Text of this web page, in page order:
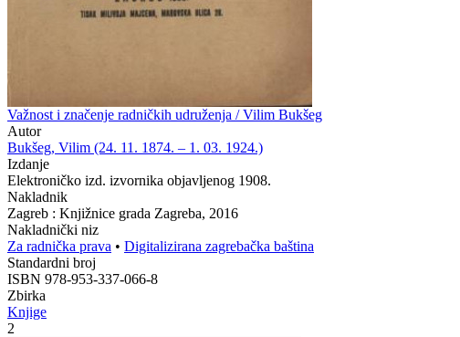
Važnost i značenje radničkih udruženja / Vilim Bukšeg
Autor
Bukšeg, Vilim (24. 11. 1874. – 1. 03. 1924.)
Izdanje
Elektroničko izd. izvornika objavljenog 1908.
Nakladnik
Zagreb : Knjižnice grada Zagreba, 2016
Nakladnički niz
Za radnička prava • Digitalizirana zagrebačka baština
Standardni broj
ISBN 978-953-337-066-8
Zbirka
Knjige
2